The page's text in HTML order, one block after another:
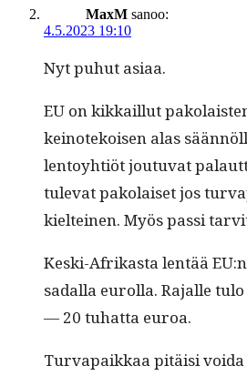
MaxM sanoo:
4.5.2023 19:10
Nyt puhut asiaa.
EU on kikkail­lut
keinotekoisen alas
lentoy­htiöt joutu­vat
tule­vat pako­laiset jos
kiel­teinen. Myös pas­si
Kes­ki-Afrikas­ta lentää
sadal­la eurol­la. Rajalle
— 20 tuhat­ta euroa.
Tur­va­paikkaa pitäisi voi­da